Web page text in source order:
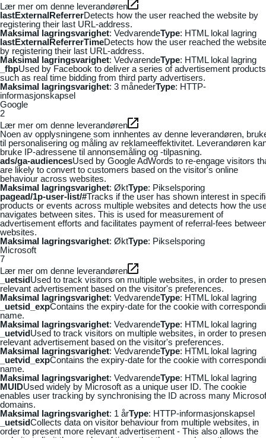
Lær mer om denne leverandøren
lastExternalReferrerDetects how the user reached the website by
registering their last URL-address.
Maksimal lagringsvarighet: VedvarendeType: HTML lokal lagring
lastExternalReferrerTimeDetects how the user reached the website
by registering their last URL-address.
Maksimal lagringsvarighet: VedvarendeType: HTML lokal lagring
_fbpUsed by Facebook to deliver a series of advertisement products
such as real time bidding from third party advertisers.
Maksimal lagringsvarighet: 3 månederType: HTTP-
informasjonskapsel
Google
2
Lær mer om denne leverandøren
Noen av opplysningene som innhentes av denne leverandøren,
til personalisering og måling av reklameeffektivitet. Leverandøren
bruke IP-adressene til annonsemåling og -tilpasning.
ads/ga-audiencesUsed by Google AdWords to re-engage visitors
are likely to convert to customers based on the visitor's online
behaviour across websites.
Maksimal lagringsvarighet: ØktType: Pikselsporing
pagead/1p-user-list/#Tracks if the user has shown interest in
products or events across multiple websites and detects how the
navigates between sites. This is used for measurement of
advertisement efforts and facilitates payment of referral-fees
websites.
Maksimal lagringsvarighet: ØktType: Pikselsporing
Microsoft
7
Lær mer om denne leverandøren
_uetsidUsed to track visitors on multiple websites, in order to
relevant advertisement based on the visitor's preferences.
Maksimal lagringsvarighet: VedvarendeType: HTML lokal lagring
_uetsid_expContains the expiry-date for the cookie with
name.
Maksimal lagringsvarighet: VedvarendeType: HTML lokal lagring
_uetvidUsed to track visitors on multiple websites, in order to
relevant advertisement based on the visitor's preferences.
Maksimal lagringsvarighet: VedvarendeType: HTML lokal lagring
_uetvid_expContains the expiry-date for the cookie with
name.
Maksimal lagringsvarighet: VedvarendeType: HTML lokal lagring
MUIDUsed widely by Microsoft as a unique user ID. The cookie
enables user tracking by synchronising the ID across many
domains.
Maksimal lagringsvarighet: 1 årType: HTTP-informasjonskapsel
_uetsidCollects data on visitor behaviour from multiple websites, in
order to present more relevant advertisement - This also allows the